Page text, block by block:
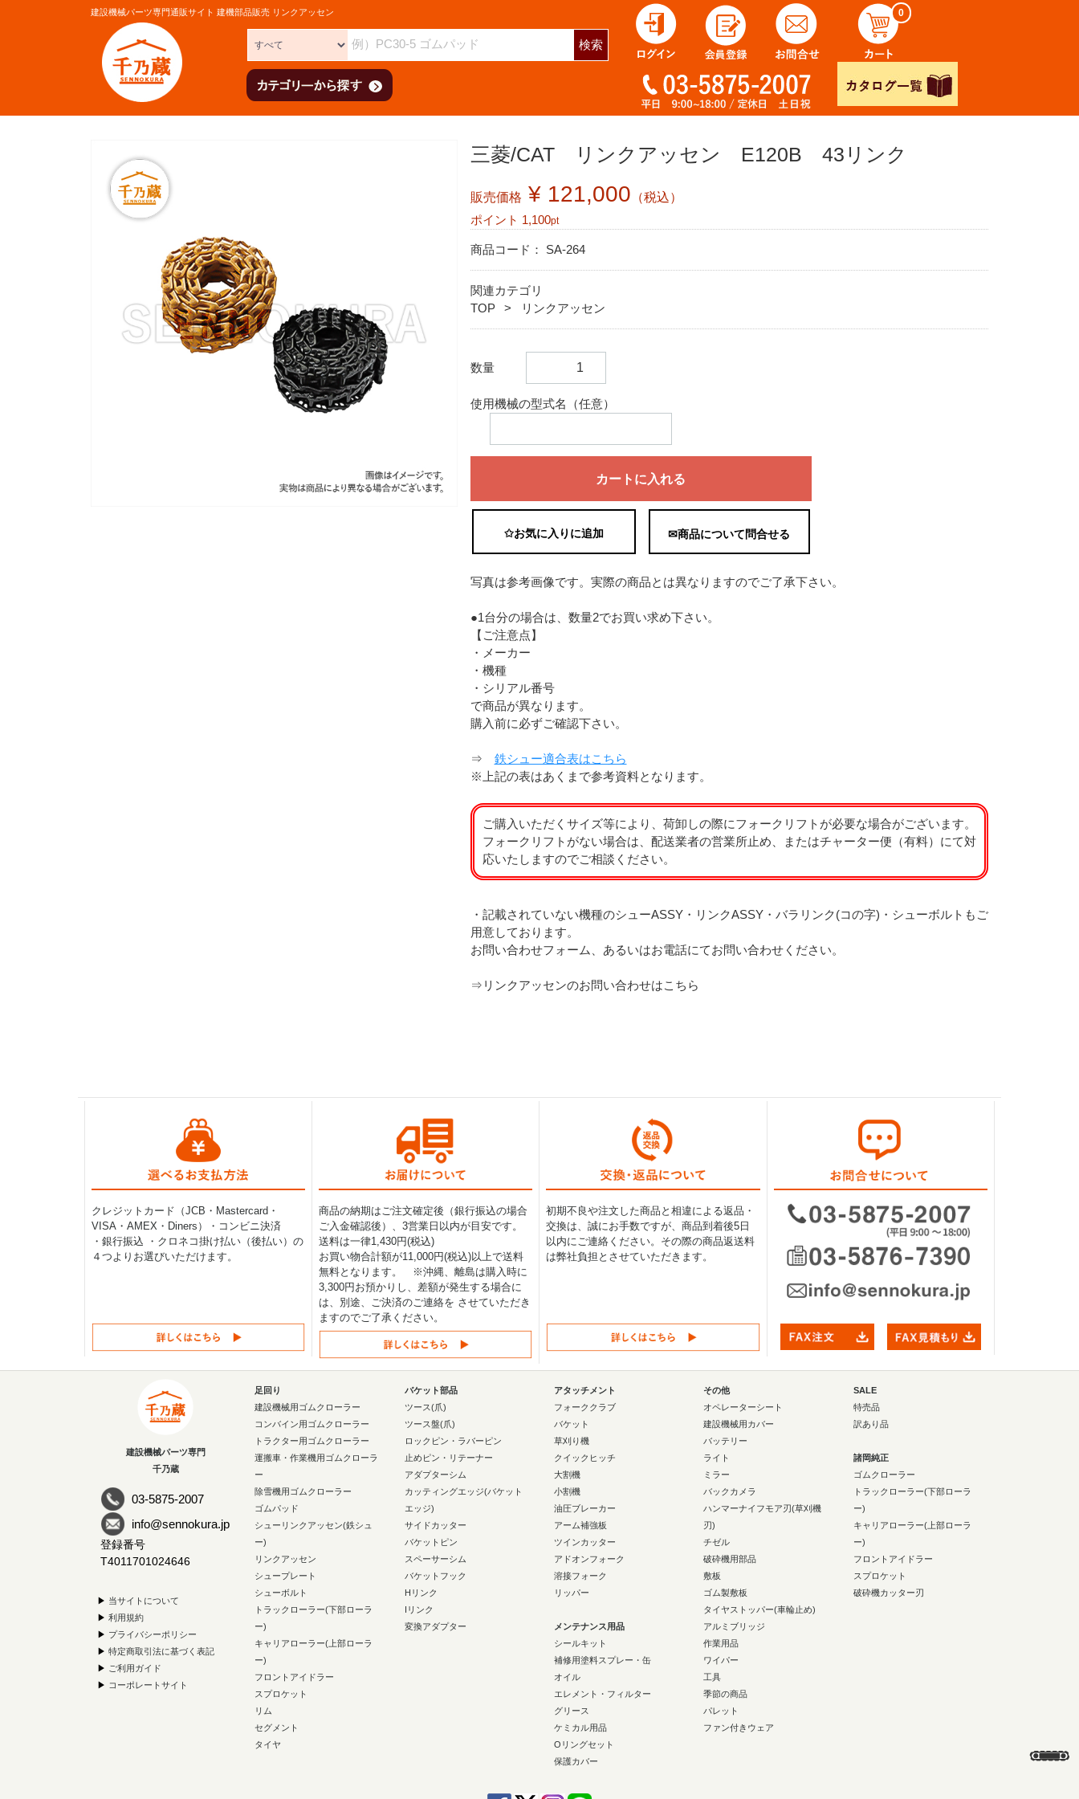
建設機械パーツ専門通販サイト 建機部品販売 リンクアッセン
検索
0
三菱/CAT リンクアッセン E120B 43リンク
販売価格 ¥ 121,000 （税込）
ポイント 1,100pt
商品コード： SA-264
関連カテゴリ
TOP
リンクアッセン
数量
使用機械の型式名（任意）
カートに入れる
✩お気に入りに追加 ✉商品について問合せる
写真は参考画像です。実際の商品とは異なりますのでご了承下さい。
●1台分の場合は、数量2でお買い求め下さい。
【ご注意点】
・メーカー
・機種
・シリアル番号
で商品が異なります。
購入前に必ずご確認下さい。
⇒ 鉄シュー適合表はこちら
※上記の表はあくまで参考資料となります。
ご購入いただくサイズ等により、荷卸しの際にフォークリフトが必要な場合がございます。
フォークリフトがない場合は、配送業者の営業所止め、またはチャーター便（有料）にて対
応いたしますのでご相談ください。
・記載されていない機種のシューASSY・リンクASSY・バラリンク(コの字)・シューボルトもご
用意しております。
お問い合わせフォーム、あるいはお電話にてお問い合わせください。
⇒ リンクアッセンのお問い合わせはこちら
クレジットカード（JCB・Mastercard・
VISA・AMEX・Diners）・コンビニ決済
・銀行振込 ・クロネコ掛け払い（後払い）の
４つよりお選びいただけます。
商品の納期はご注文確定後（銀行振込の場合
ご入金確認後）、3営業日以内が目安です。
送料は一律1,430円(税込)
お買い物合計額が11,000円(税込)以上で送料
無料となります。 ※沖縄、離島は購入時に
3,300円お預かりし、差額が発生する場合に
は、別途、ご決済のご連絡を させていただき
ますのでご了承ください。
初期不良や注文した商品と相違による返品・
交換は、誠にお手数ですが、商品到着後5日
以内にご連絡ください。その際の商品返送料
は弊社負担とさせていただきます。
建設機械パーツ専門
千乃蔵
03-5875-2007
info@sennokura.jp
登録番号
T4011701024646
▶ 当サイトについて
▶ 利用規約
▶ プライバシーポリシー
▶ 特定商取引法に基づく表記
▶ ご利用ガイド
▶ コーポレートサイト
足回り
建設機械用ゴムクローラー
コンバイン用ゴムクローラー
トラクター用ゴムクローラー
運搬車・作業機用ゴムクローラ
ー
除雪機用ゴムクローラー
ゴムパッド
シューリンクアッセン(鉄シュ
ー)
リンクアッセン
シュープレート
シューボルト
トラックローラー(下部ローラ
ー)
キャリアローラー(上部ローラ
ー)
フロントアイドラー
スプロケット
リム
セグメント
タイヤ
バケット部品
ツース(爪)
ツース盤(爪)
ロックピン・ラバーピン
止めピン・リテーナー
アダプターシム
カッティングエッジ(バケット
エッジ)
サイドカッター
バケットピン
スペーサーシム
バケットフック
Hリンク
Iリンク
変換アダプター
アタッチメント
フォーククラブ
バケット
草刈り機
クイックヒッチ
大割機
小割機
油圧ブレーカー
アーム補強板
ツインカッター
アドオンフォーク
溶接フォーク
リッパー
メンテナンス用品
シールキット
補修用塗料スプレー・缶
オイル
エレメント・フィルター
グリース
ケミカル用品
Oリングセット
保護カバー
その他
オペレーターシート
建設機械用カバー
バッテリー
ライト
ミラー
バックカメラ
ハンマーナイフモア刃(草刈機
刃)
チゼル
破砕機用部品
敷板
ゴム製敷板
タイヤストッパー(車輪止め)
アルミブリッジ
作業用品
ワイパー
工具
季節の商品
パレット
ファン付きウェア
SALE
特売品
訳あり品
諸岡純正
ゴムクローラー
トラックローラー(下部ローラ
ー)
キャリアローラー(上部ローラ
ー)
フロントアイドラー
スプロケット
破砕機カッター刃